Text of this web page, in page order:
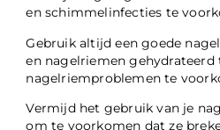
en schimmelinfecties te
Gebruik altijd een goede
en nagelriemen gehydrateerd
nagelriemproblemen te
Vermijd het gebruik van je
om te voorkomen dat ze